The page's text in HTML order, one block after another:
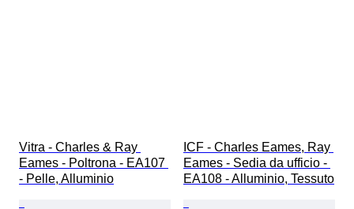
Vitra - Charles & Ray
Eames - Poltrona - EA107
- Pelle, Alluminio
ICF - Charles Eames, Ray
Eames - Sedia da ufficio -
EA108 - Alluminio, Tessuto